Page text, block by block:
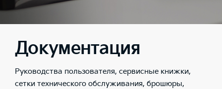
Документация
Руководства пользователя, сервисные книжки,
сетки технического обслуживания, брошюры,